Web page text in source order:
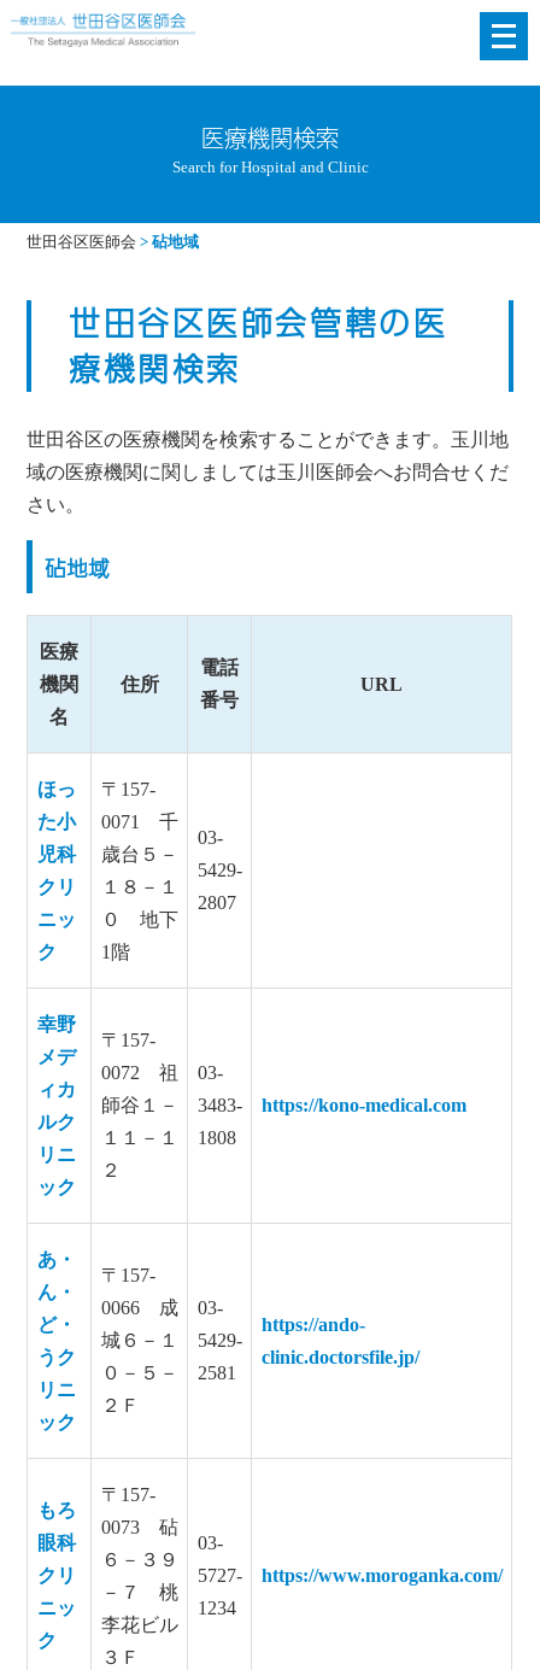
メ
ニ
く
医療機関検索
Search for Hospital and Clinic
世田谷区医師会 >砧地域
世田谷区医師会管轄の医
療機関検索
世田谷区の医療機関を検索することができます。玉川地
域の医療機関に関しましては玉川医師会へお問合せくだ
さい。
砧地域
医療
機関
名
住所
電話
番号
URL
ほっ
た小
児科
クリ
ニッ
ク
〒157-
0071 千
歳台５－
１８－１
０ 地下
1階
03-
5429-
2807
幸野
メデ
ィカ
ルク
リニ
ック
〒157-
0072 祖
師谷１－
１１－１
２
03-
3483-
1808
https://kono-medical.com
あ・
ん・
ど・
うク
リニ
ック
〒157-
0066 成
城６－１
０－５－
２Ｆ
03-
5429-
2581
https://ando-
clinic.doctorsfile.jp/
もろ
眼科
クリ
ニッ
ク
〒157-
0073 砧
６－３９
－７ 桃
李花ビル
３Ｆ
03-
5727-
1234
https://www.moroganka.com/